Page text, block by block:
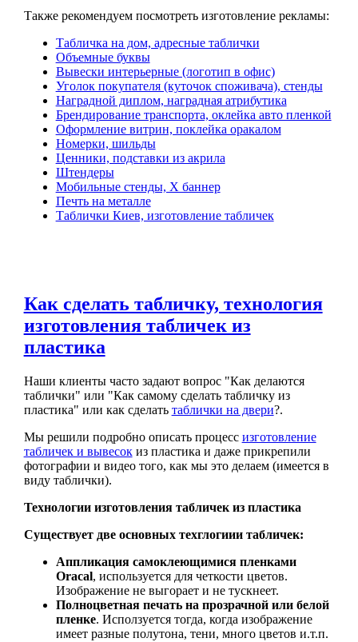
Также рекомендуем посмотреть изготовление рекламы:
Табличка на дом, адресные таблички
Объемные буквы
Вывески интерьерные (логотип в офис)
Уголок покупателя (куточок споживача), стенды
Наградной диплом, наградная атрибутика
Брендирование транспорта, оклейка авто пленкой
Оформление витрин, поклейка оракалом
Номерки, шильды
Ценники, подставки из акрила
Штендеры
Мобильные стенды, Х баннер
Печть на металле
Таблички Киев, изготовление табличек
Как сделать табличку, технология
изготовления табличек из
пластика
Наши клиенты часто задают вопрос "Как делаются
таблички" или "Как самому сделать табличку из
пластика" или как сделать таблички на двери?.
Мы решили подробно описать процесс изготовление
табличек и вывесокиз пластика и даже прикрепили
фотографии и видео того, как мы это делаем (имеется в
виду таблички).
Технологии изготовления табличек из пластика
Существует две основных техглогиии табличек:
Аппликация самоклеющимися пленками
Oracal, используется для четкости цветов.
Изображение не выгорает и не тускнеет.
Полноцветная печать на прозрачной или белой
пленке. Исползуется тогда, когда изображение
имеет разные полутона, тени, много цветов и.т.п.